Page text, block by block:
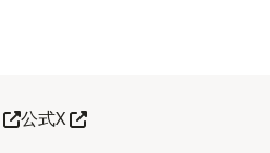
別タブで開く
公式X別タブで開く